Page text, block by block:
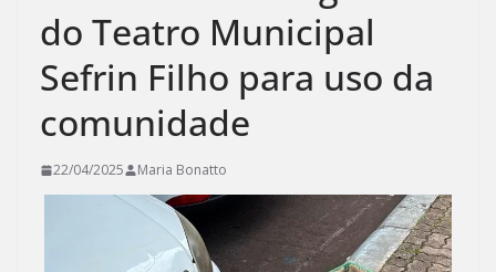
do Teatro Municipal
Sefrin Filho para uso da
comunidade
22/04/2025 Maria Bonatto